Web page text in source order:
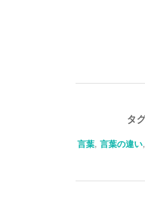
タ
言葉, 言葉の違い,